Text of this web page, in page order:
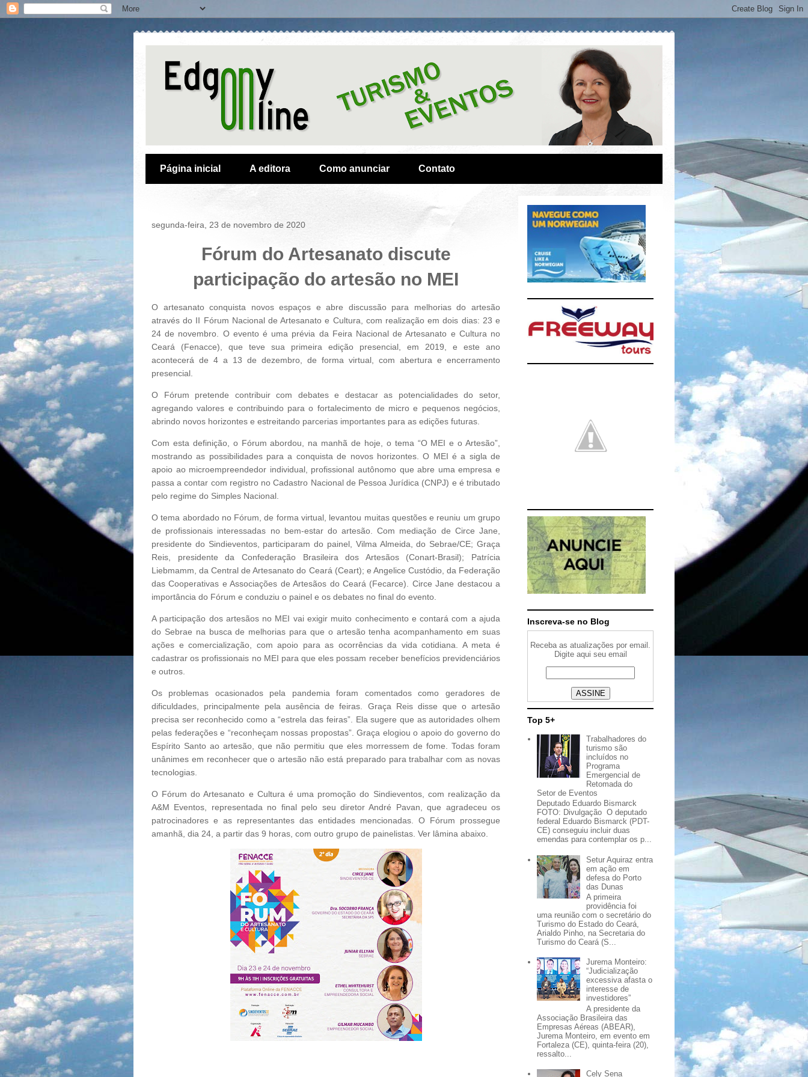
Página inicial A editora Como anunciar Contato
segunda-feira, 23 de novembro de 2020
Fórum do Artesanato discute
participação do artesão no MEI
O artesanato conquista novos espaços e abre discussão para melhorias do artesão
através do II Fórum Nacional de Artesanato e Cultura, com realização em dois dias: 23 e
24 de novembro. O evento é uma prévia da Feira Nacional de Artesanato e Cultura no
Ceará (Fenacce), que teve sua primeira edição presencial, em 2019, e este ano
acontecerá de 4 a 13 de dezembro, de forma virtual, com abertura e encerramento
presencial.
O Fórum pretende contribuir com debates e destacar as potencialidades do setor,
agregando valores e contribuindo para o fortalecimento de micro e pequenos negócios,
abrindo novos horizontes e estreitando parcerias importantes para as edições futuras.
Com esta definição, o Fórum abordou, na manhã de hoje, o tema “O MEI e o Artesão”,
mostrando as possibilidades para a conquista de novos horizontes. O MEI é a sigla de
apoio ao microempreendedor individual, profissional autônomo que abre uma empresa e
passa a contar com registro no Cadastro Nacional de Pessoa Jurídica (CNPJ) e é tributado
pelo regime do Simples Nacional.
O tema abordado no Fórum, de forma virtual, levantou muitas questões e reuniu um grupo
de profissionais interessadas no bem-estar do artesão. Com mediação de Circe Jane,
presidente do Sindieventos, participaram do painel, Vilma Almeida, do Sebrae/CE; Graça
Reis, presidente da Confederação Brasileira dos Artesãos (Conart-Brasil); Patrícia
Liebmamm, da Central de Artesanato do Ceará (Ceart); e Angelice Custódio, da Federação
das Cooperativas e Associações de Artesãos do Ceará (Fecarce). Circe Jane destacou a
importância do Fórum e conduziu o painel e os debates no final do evento.
A participação dos artesãos no MEI vai exigir muito conhecimento e contará com a ajuda
do Sebrae na busca de melhorias para que o artesão tenha acompanhamento em suas
ações e comercialização, com apoio para as ocorrências da vida cotidiana. A meta é
cadastrar os profissionais no MEI para que eles possam receber benefícios previdenciários
e outros.
Os problemas ocasionados pela pandemia foram comentados como geradores de
dificuldades, principalmente pela ausência de feiras. Graça Reis disse que o artesão
precisa ser reconhecido como a “estrela das feiras”. Ela sugere que as autoridades olhem
pelas federações e “reconheçam nossas propostas”. Graça elogiou o apoio do governo do
Espírito Santo ao artesão, que não permitiu que eles morressem de fome. Todas foram
unânimes em reconhecer que o artesão não está preparado para trabalhar com as novas
tecnologias.
O Fórum do Artesanato e Cultura é uma promoção do Sindieventos, com realização da
A&M Eventos, representada no final pelo seu diretor André Pavan, que agradeceu os
patrocinadores e as representantes das entidades mencionadas. O Fórum prossegue
amanhã, dia 24, a partir das 9 horas, com outro grupo de painelistas. Ver lâmina abaixo.
Inscreva-se no Blog
Receba as atualizações por email.
Digite aqui seu email
Top 5+
Trabalhadores do
turismo são
incluídos no
Programa
Emergencial de
Retomada do
Setor de Eventos
Deputado Eduardo Bismarck
FOTO: Divulgação O deputado
federal Eduardo Bismarck (PDT-
CE) conseguiu incluir duas
emendas para contemplar os p...
Setur Aquiraz entra
em ação em
defesa do Porto
das Dunas
A primeira
providência foi
uma reunião com o secretário do
Turismo do Estado do Ceará,
Arialdo Pinho, na Secretaria do
Turismo do Ceará (S...
Jurema Monteiro:
“Judicialização
excessiva afasta o
interesse de
investidores”
A presidente da
Associação Brasileira das
Empresas Aéreas (ABEAR),
Jurema Monteiro, em evento em
Fortaleza (CE), quinta-feira (20),
ressalto...
Cely Sena